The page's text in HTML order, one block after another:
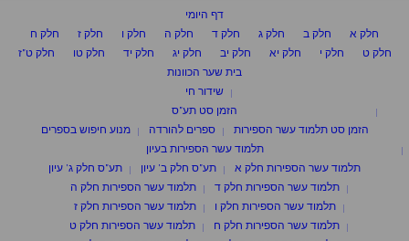
דף היומי
חלק א
חלק ב חלק ג חלק ד חלק ה חלק ו חלק ז
חלק ח
חלק ט
חלק י חלק יא חלק יב חלק יג חלק יד חלק טו
חלק ט"ז
בית שער הכוונות
שידור חי
הזמן סט תע"ס
הזמן סט תלמוד עשר הספירות
ספרים להורדה
מנוע חיפוש בספרים
תלמוד עשר הספירות בעיון
תלמוד עשר הספירות חלק א
תע"ס חלק ב' עיון
תע"ס חלק ג' עיון
תלמוד עשר הספירות חלק ד
תלמוד עשר הספירות חלק ה
תלמוד עשר הספירות חלק ו
תלמוד עשר הספירות חלק ז
תלמוד עשר הספירות חלק ח
תלמוד עשר הספירות חלק ט